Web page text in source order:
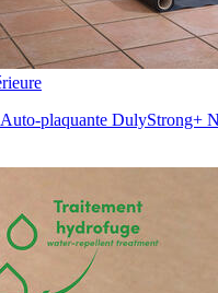
plaquante DulyStrong+